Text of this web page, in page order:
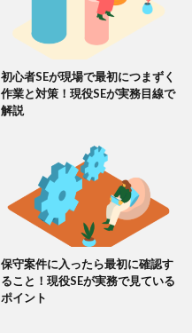
初心者SEが現場で最初につまずく
作業と対策！現役SEが実務目線で
解説
保守案件に入ったら最初に確認す
ること！現役SEが実務で見ている
ポイント